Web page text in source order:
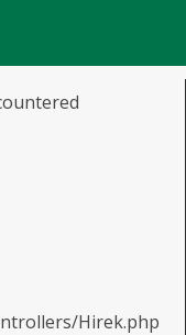
Hirek.php